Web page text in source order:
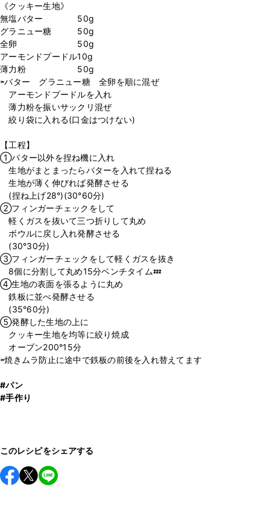
《クッキー生地》
無塩バター 50g
グラニュー糖 50g
全卵 50g
アーモンドプードル10g
薄力粉 50g
⇦バター グラニュー糖 全卵を順に混ぜ
アーモンドプードルを入れ
薄力粉を振いサックリ混ぜ
絞り袋に入れる(口金はつけない)
【工程】
①バター以外を捏ね機に入れ
生地がまとまったらバターを入れて捏ねる
生地が薄く伸びれば発酵させる
(捏ね上げ28°)(30°60分)
②フィンガーチェックをして
軽くガスを抜いて三つ折りして丸め
ボウルに戻し入れ発酵させる
(30°30分)
③フィンガーチェックをして軽くガスを抜き
8個に分割して丸め15分ベンチタイム💤
④生地の表面を張るように丸め
鉄板に並べ発酵させる
(35°60分)
⑤発酵した生地の上に
クッキー生地を均等に絞り焼成
オーブン200°15分
⇦焼きムラ防止に途中で鉄板の前後を入れ替えてます
#パン
#手作り
このレシピをシェアする